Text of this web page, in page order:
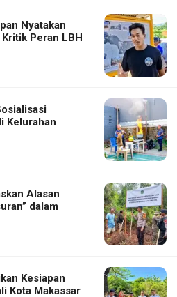
Nyatakan
Peran LBH
Kelurahan
Alasan
dalam
Kesiapan
Kota Makassar